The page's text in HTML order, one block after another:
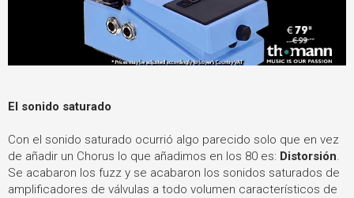
El sonido saturado
Con el sonido saturado ocurrió algo parecido solo que en vez
de añadir un Chorus lo que añadimos en los 80 es: Distorsión.
Se acabaron los fuzz y se acabaron los sonidos saturados de
amplificadores de válvulas a todo volumen característicos de